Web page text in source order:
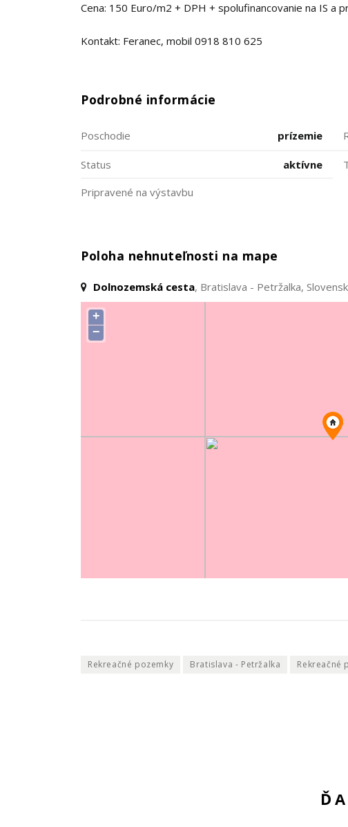
Cena: 150 Euro/m2 + DPH + spolufinancovanie na IS a
Kontakt: Feranec, mobil 0918 810 625
Podrobné informácie
Poschodie prízemie
Status aktívne
Pripravené na výstavbu
Poloha nehnuteľnosti na mape
Dolnozemská cesta, Bratislava - Petržalka,
+
−
Rekreačné pozemky Bratislava - Petržalka Rekreačné